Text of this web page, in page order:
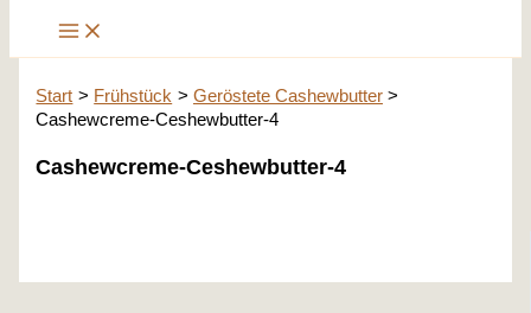
Start Frühstück
Geröstete Cashewbutter
Cashewcreme-Ceshewbutter-4
Cashewcreme-Ceshewbutter-4